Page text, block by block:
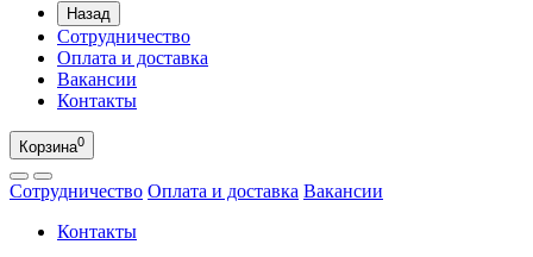
Назад
Сотрудничество
Оплата и доставка
Вакансии
Контакты
Корзина0
Сотрудничество Оплата и доставка Вакансии
Контакты